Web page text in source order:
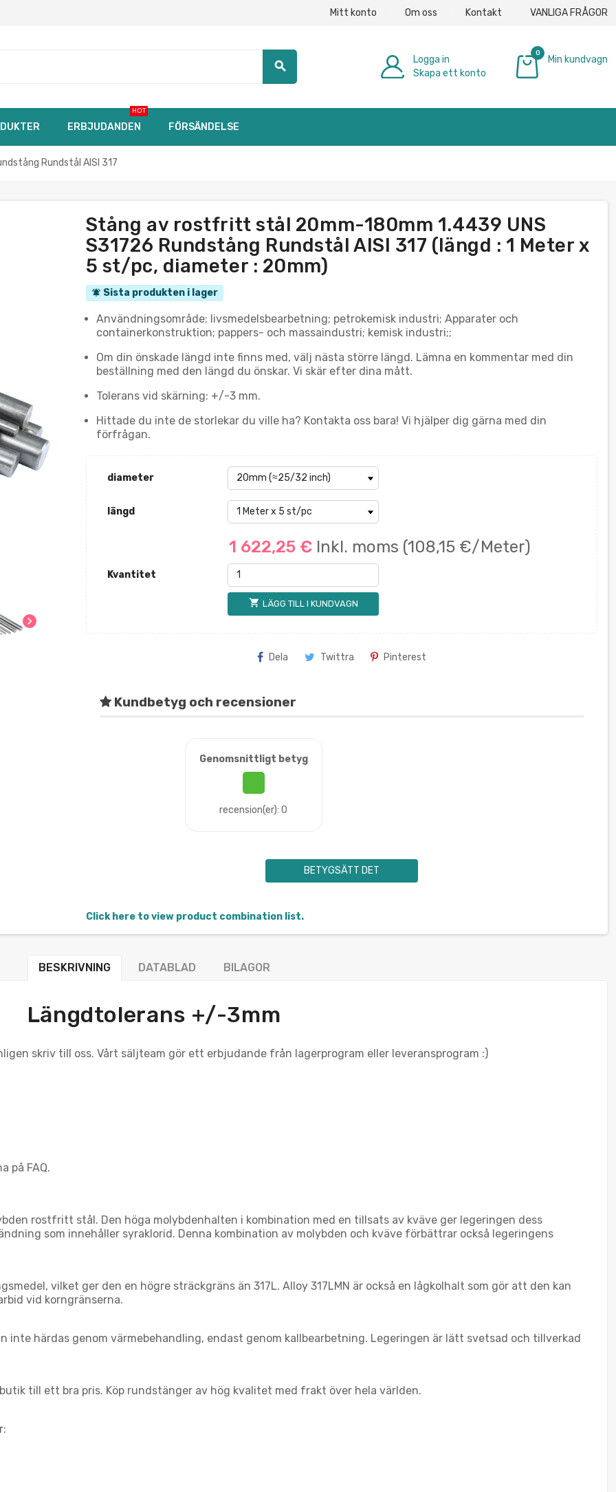
Mitt konto Om oss Kontakt VANLIGA FRÅGOR
search
Logga in
Skapa ett konto
0
Min kundvagn
ERBJUDANDEN
HOT
FÖRSÄNDELSE
Rundstål AISI 317
chevron_right
Stång av rostfritt stål 20mm-180mm 1.4439 UNS
S31726 Rundstång Rundstål AISI 317 (längd : 1 Meter x
5 st/pc, diameter : 20mm)
notifications_active Sista produkten i lager
Användningsområde: livsmedelsbearbetning; petrokemisk industri; Apparater och
containerkonstruktion; pappers- och massaindustri; kemisk industri;;
Om din önskade längd inte finns med, välj nästa större längd. Lämna en kommentar med din
beställning med den längd du önskar. Vi skär efter dina mått.
Tolerans vid skärning: +/-3 mm.
Hittade du inte de storlekar du ville ha? Kontakta oss bara! Vi hjälper dig gärna med din
förfrågan.
diameter
längd
1 622,25 € Inkl. moms (108,15 €/Meter)
Kvantitet
shopping_cart LÄGG TILL I KUNDVAGN
Dela Twittra Pinterest
Kundbetyg och recensioner
Genomsnittligt betyg
recension(er): 0
BETYGSÄTT DET
Click here to view product combination list.
BESKRIVNING DATABLAD BILAGOR
Längdtolerans +/-3mm
skriv till oss. Vårt säljteam gör ett erbjudande från lagerprogram eller leveransprogram :)
på FAQ.
rostfritt stål. Den höga molybdenhalten i kombination med en tillsats av kväve ger legeringen dess
som innehåller syraklorid. Denna kombination av molybden och kväve förbättrar också legeringens
vilket ger den en högre sträckgräns än 317L. Alloy 317LMN är också en lågkolhalt som gör att den kan
vid korngränserna.
inte härdas genom värmebehandling, endast genom kallbearbetning. Legeringen är lätt svetsad och tillverkad
till ett bra pris. Köp rundstänger av hög kvalitet med frakt över hela världen.